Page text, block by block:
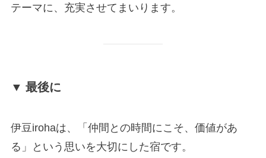
テーマに、充実させてまいります。
▼ 最後に
伊豆irohaは、「仲間との時間にこそ、価値があ
る」という思いを大切にした宿です。